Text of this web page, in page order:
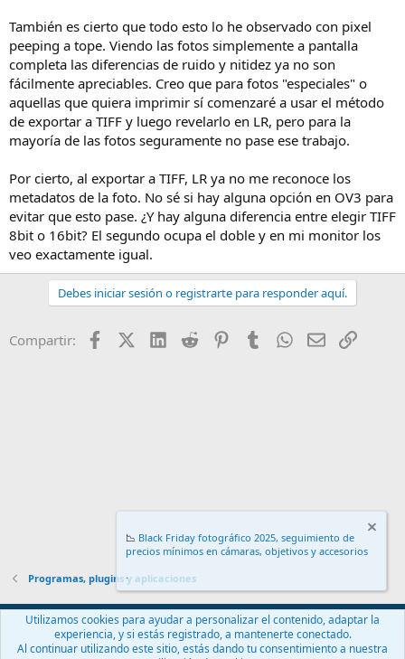
También es cierto que todo esto lo he observado con pixel
peeping a tope. Viendo las fotos simplemente a pantalla
completa las diferencias de ruido y nitidez ya no son
fácilmente apreciables. Creo que para fotos "especiales" o
aquellas que quiera imprimir sí comenzaré a usar el método
de exportar a TIFF y luego revelarlo en LR, pero para la
mayoría de las fotos seguramente no pase ese trabajo.
Por cierto, al exportar a TIFF, LR ya no me reconoce los
metadatos de la foto. No sé si hay alguna opción en OV3 para
evitar que esto pase. ¿Y hay alguna diferencia entre elegir TIFF
8bit o 16bit? El segundo ocupa el doble y en mi monitor los
veo exactamente igual.
Debes iniciar sesión o registrarte para responder aquí.
Compartir: FacebookX (Twitter)
LinkedIn
Reddit PinterestTumblr WhatsApp
EmailEnlace
Programas, plugins y aplicaciones
Español (ES)
Contáctanos
Términos y reglas Política de privacidad
Ayuda
📉 Black Friday fotográfico 2025, seguimiento de
precios mínimos en cámaras, objetivos y accesorios
.
Utilizamos cookies para ayudar a personalizar el contenido, adaptar la
experiencia, y si estás registrado, a mantenerte conectado.
Al continuar utilizando este sitio, estás dando tu consentimiento a nuestra